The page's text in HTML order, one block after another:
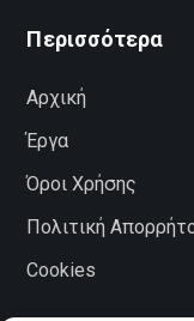
Περισσότερα
Αρχική
Έργα
Όροι Χρήσης
Πολιτική
Cookies